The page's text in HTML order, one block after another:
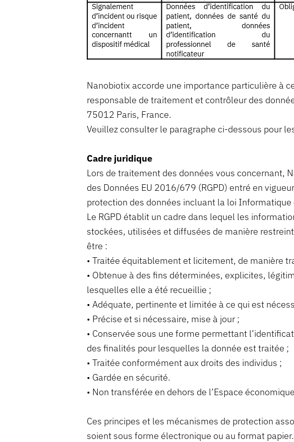
Nanobiotix accorde une importance particulière à
responsable de traitement et contrôleur des
75012 Paris, France.
Veuillez consulter le paragraphe ci-dessous pour
Cadre juridique
Lors de traitement des données vous concernant,
des Données EU 2016/679 (RGPD) entré en
protection des données incluant la loi
Le RGPD établit un cadre dans lequel les
stockées, utilisées et diffusées de manière
être :
• Traitée équitablement et licitement, de manière
• Obtenue à des fins déterminées, explicites,
lesquelles elle a été recueillie ;
• Adéquate, pertinente et limitée à ce qui est
• Précise et si nécessaire, mise à jour ;
• Conservée sous une forme permettant
des finalités pour lesquelles la donnée est traitée ;
• Traitée conformément aux droits des individus ;
• Gardée en sécurité.
• Non transférée en dehors de l’Espace
Ces principes et les mécanismes de protection
soient sous forme électronique ou au format papier.